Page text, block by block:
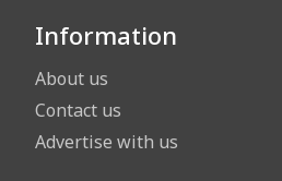
Information
About us
Contact us
Advertise with us